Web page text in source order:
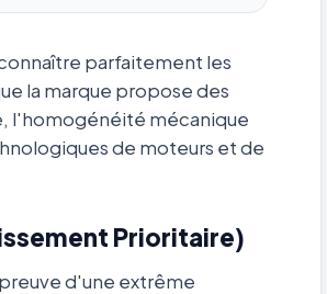
parfaitement les
la marque propose des
l'homogénéité mécanique
de moteurs et de
Prioritaire)
d'une extrême